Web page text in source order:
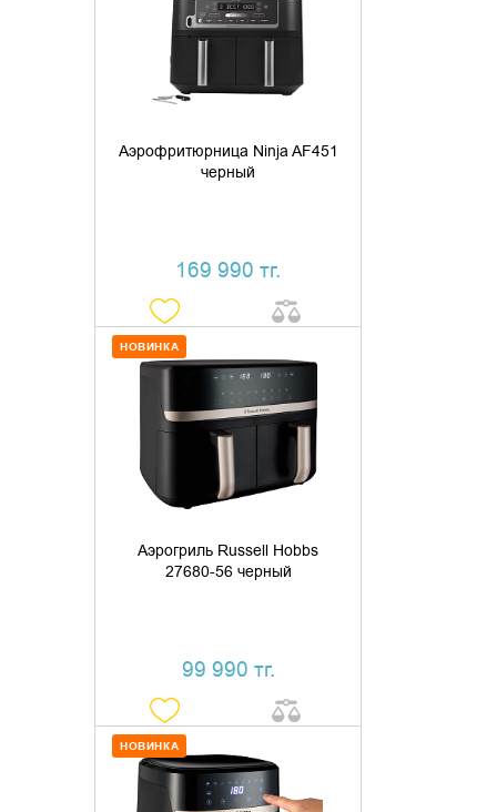
Аэрофритюрница Ninja AF451
черный
169 990 тг.
КУПИТЬ В 1 КЛИК
Аэрогриль Russell Hobbs
27680-56 черный
99 990 тг.
НОВИНКА
ДОБАВИТЬ В КОРЗИНУ
КУПИТЬ В 1 КЛИК
НОВИНКА
ДОБАВИТЬ В КОРЗИНУ